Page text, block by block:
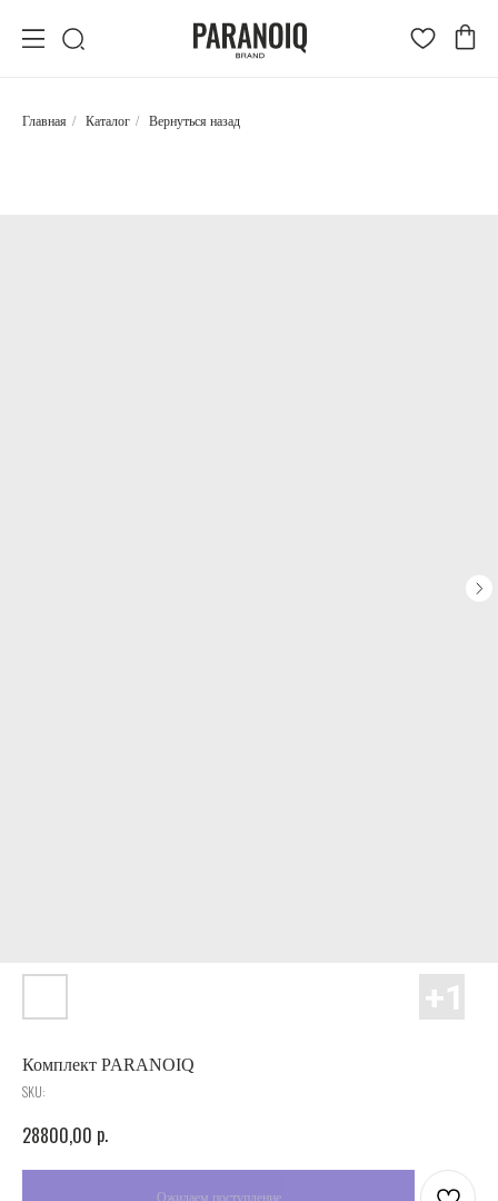
Главная / Каталог / Вернуться назад
Комплект PARANOIQ
SKU:
28800,00 p.